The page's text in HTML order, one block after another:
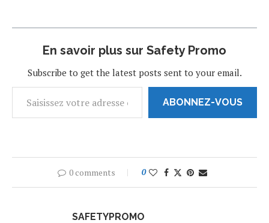
En savoir plus sur Safety Promo
Subscribe to get the latest posts sent to your email.
ABONNEZ-VOUS
0 comments 0
SAFETYPROMO